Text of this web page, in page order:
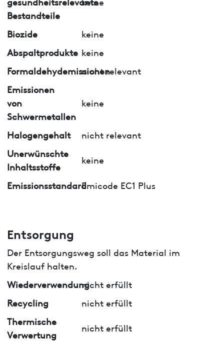
Bestandteile
Biozide
keine
Abspaltprodukte keine
Formaldehydemissionennicht relevant
Emissionen
von
Schwermetallen
keine
Halogengehalt
nicht relevant
Unerwünschte
Inhaltsstoffe
keine
EmissionsstandardEmicode EC1 Plus
Entsorgung
Der Entsorgungsweg soll das Material im
Kreislauf halten.
Wiederverwendungnicht erfüllt
Recycling
nicht erfüllt
Thermische
Verwertung
nicht erfüllt